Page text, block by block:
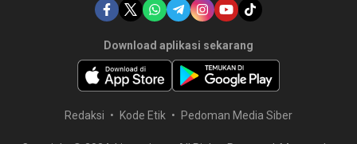
Download aplikasi sekarang
Redaksi Kode Etik Pedoman Media Siber